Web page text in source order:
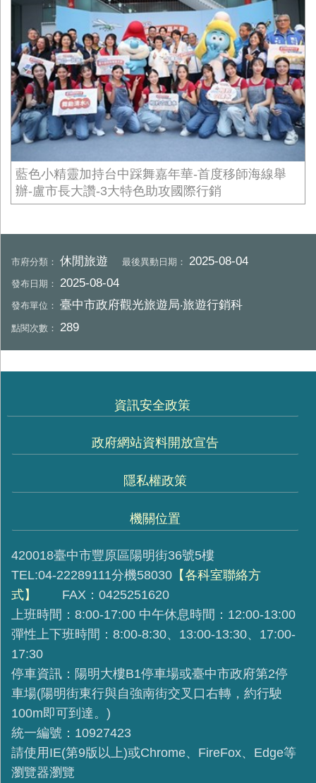
藍色小精靈加持台中踩舞嘉年華-首度移師海線舉
辦-盧市長大讚-3大特色助攻國際行銷
市府分類：休閒旅遊 最後異動日期： 2025-08-04
發布日期： 2025-08-04
發布單位：臺中市政府觀光旅遊局‧旅遊行銷科
點閱次數： 289
資訊安全政策
政府網站資料開放宣告
隱私權政策
機關位置
420018臺中市豐原區陽明街36號5樓
TEL:04-22289111分機58030 【各科室聯絡方
式】
FAX：0425251620
上班時間：8:00-17:00 中午休息時間：12:00-13:00
彈性上下班時間：8:00-8:30、13:00-13:30、17:00-
17:30
停車資訊：陽明大樓B1停車場或臺中市政府第2停
車場(陽明街東行與自強南街交叉口右轉，約行駛
100m即可到達。)
統一編號：10927423
請使用IE(第9版以上)或Chrome、FireFox、Edge等
瀏覽器瀏覽